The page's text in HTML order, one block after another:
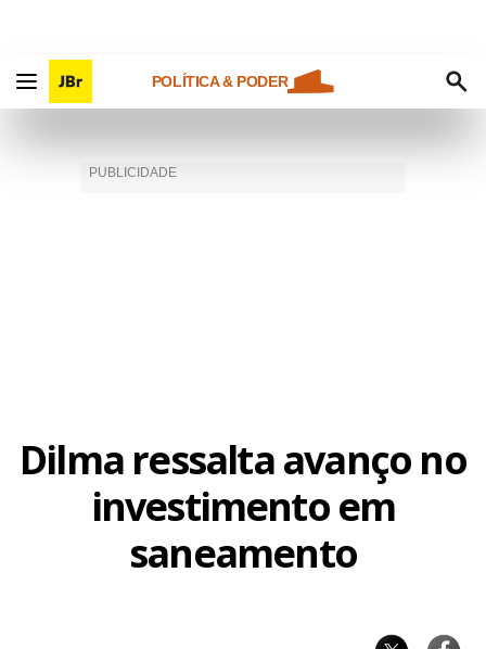
POLÍTICA & PODER
Dilma ressalta avanço no
investimento em
saneamento